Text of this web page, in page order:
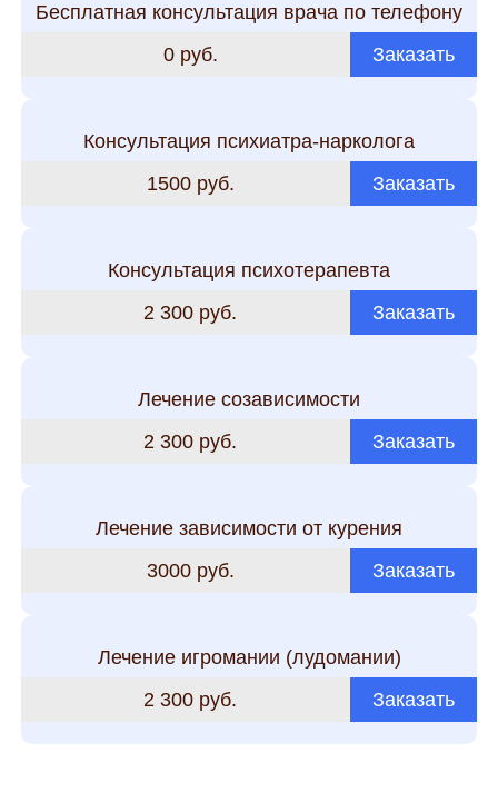
Бесплатная консультация врача по телефону
0 руб.
Заказать
Консультация психиатра-нарколога
1500 руб.
Заказать
Консультация психотерапевта
2 300 руб.
Заказать
Лечение созависимости
2 300 руб.
Заказать
Лечение зависимости от курения
3000 руб.
Заказать
Лечение игромании (лудомании)
2 300 руб.
Заказать